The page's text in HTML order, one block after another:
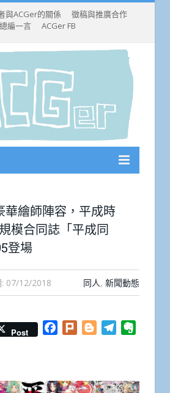
與ACGer的關係
徵稿與推廣合作
總編一言
ACGer FB
華繪師陣容，平成時
模合同誌「平成同
登場
07/12/2018 同人, 新聞動態
Post Facebook
Plurk BloggerTelegram